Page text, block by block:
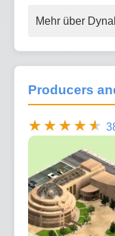
Mehr über
Producers